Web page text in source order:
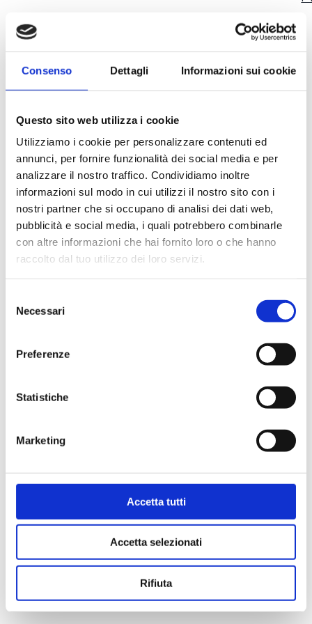
Consenso Dettagli Informazioni sui cookie
Questo sito web utilizza i cookie
Utilizziamo i cookie per personalizzare contenuti ed
annunci, per fornire funzionalità dei social media e per
analizzare il nostro traffico. Condividiamo inoltre
informazioni sul modo in cui utilizzi il nostro sito con i
nostri partner che si occupano di analisi dei dati web,
pubblicità e social media, i quali potrebbero combinarle
con altre informazioni che hai fornito loro o che hanno
raccolto dal tuo utilizzo dei loro servizi.
delNecessari
Preferenze
Statistiche
Marketing
Accetta tutti
Accetta selezionati
Rifiuta